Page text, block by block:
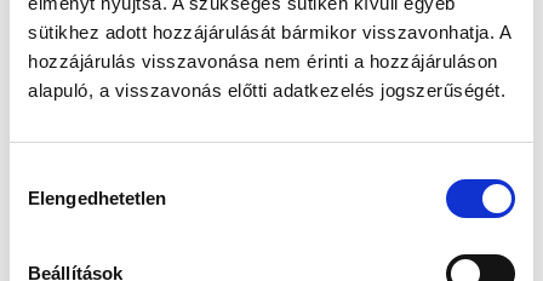
sütikhez adott hozzájárulását bármikor visszavonhatja. A
hozzájárulás visszavonása nem érinti a hozzájáruláson
alapuló, a visszavonás előtti adatkezelés jogszerűségét.
kiválasztása
Elengedhetetlen
Beállítások
személyes részvétel. A lakosok ugyanis - akárcsak a
szűréseken és a tanácsadásokon való részvétellel - az
online közvetítésekhez fűződő aktivitásaikkal (kedvelés,
hozzászólás, megosztás) is növelhetik a Richter Gedeon
09:30-09:50 Megnyitó
11:15-11:45 Bemutatkozik a Somogy Megyei Kaposi Mór
11:45-12:15 Férfiasság és szívügyek